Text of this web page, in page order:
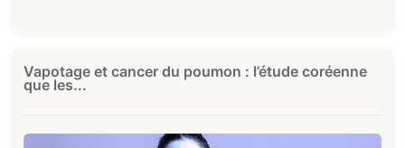
Vapotage et cancer du poumon : l’étude coréenne
que les...